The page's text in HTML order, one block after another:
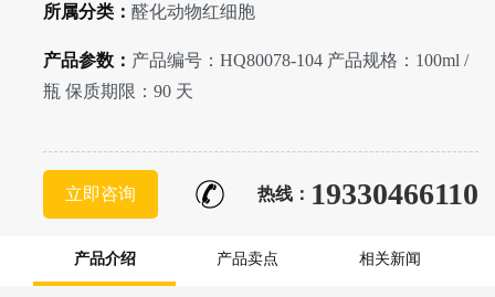
所属分类： 醛化动物红细胞
产品参数： 产品编号：HQ80078-104 产品规格：100ml /
瓶 保质期限：90 天
立即咨询 热线： 19330466110
产品介绍 产品卖点 相关新闻